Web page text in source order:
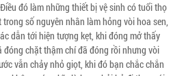
đó làm những thiết bị vệ sinh có tuổi thọ
số nguyên nhân làm hỏng vòi hoa sen,
dẫn tới hiện tượng kẹt, khi đóng mở thấy
đóng chặt thậm chí đã đóng rồi nhưng vòi
vẫn chảy nhỏ giọt, khi đó bạn chắc chắn